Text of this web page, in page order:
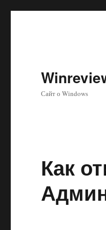
Сайт о Windows
Как